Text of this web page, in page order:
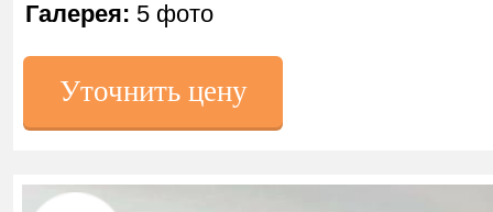
Галерея: 5 фото
Уточнить цену